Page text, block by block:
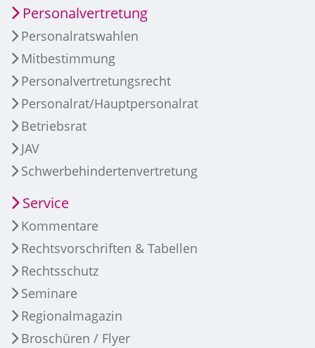
Personalvertretung
Personalratswahlen
Mitbestimmung
Personalvertretungsrecht
Personalrat/Hauptpersonalrat
Betriebsrat
JAV
Schwerbehindertenvertretung
Service
Kommentare
Rechtsvorschriften & Tabellen
Rechtsschutz
Seminare
Regionalmagazin
Broschüren / Flyer